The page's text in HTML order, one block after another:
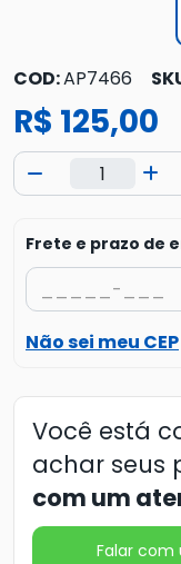
COD:AP7466
R$ 125,00
Frete e prazo de
Não sei meu CEP
Você está
achar seus
com um
Falar com